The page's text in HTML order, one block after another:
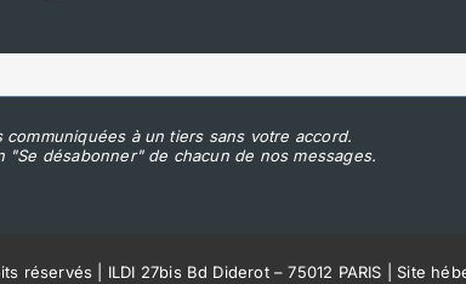
à un tiers sans votre accord.
désabonner" de chacun de nos messages.
réservés | ILDI 27bis Bd Diderot – 75012 PARIS | Site